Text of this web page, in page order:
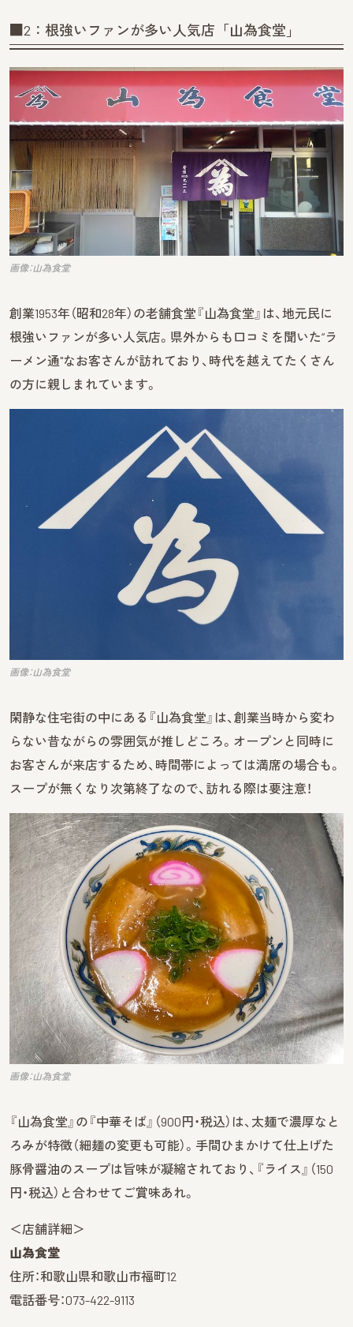
■2：根強いファンが多い人気店「山為食堂」
画像：山為食堂
創業1953年（昭和28年）の老舗食堂『山為食堂』は、地元民に
根強いファンが多い人気店。県外からも口コミを聞いた“ラ
ーメン通"なお客さんが訪れており、時代を越えてたくさん
の方に親しまれています。
画像：山為食堂
閑静な住宅街の中にある『山為食堂』は、創業当時から変わ
らない昔ながらの雰囲気が推しどころ。オープンと同時に
お客さんが来店するため、時間帯によっては満席の場合も。
スープが無くなり次第終了なので、訪れる際は要注意！
画像：山為食堂
『山為食堂』の『中華そば』（900円・税込）は、太麺で濃厚なと
ろみが特徴（細麺の変更も可能）。手間ひまかけて仕上げた
豚骨醤油のスープは旨味が凝縮されており、『ライス』（150
円・税込）と合わせてご賞味あれ。
＜店舗詳細＞
山為食堂
住所：和歌山県和歌山市福町12
電話番号：073-422-9113